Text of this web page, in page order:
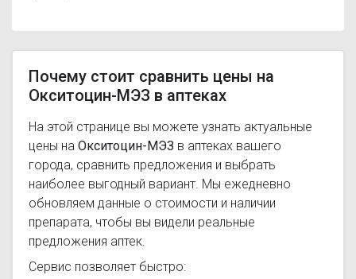
Почему стоит сравнить цены на
Окситоцин-МЭЗ в аптеках
На этой странице вы можете узнать актуальные
цены на Окситоцин-МЭЗ в аптеках вашего
города, сравнить предложения и выбрать
наиболее выгодный вариант. Мы ежедневно
обновляем данные о стоимости и наличии
препарата, чтобы вы видели реальные
предложения аптек.
Сервис позволяет быстро: